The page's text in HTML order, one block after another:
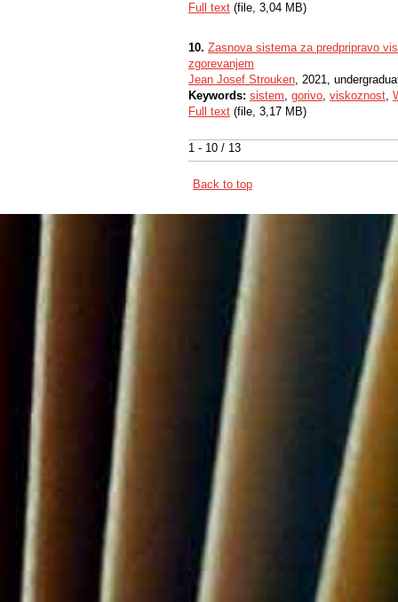
1 - 10 / 13
Full text (file, 3,04 MB)
10. Zasnova sistema za predpripravo
zgorevanjem
Jean Josef Strouken, 2021,
Keywords: sistem, gorivo, viskoznost,
Full text (file, 3,17 MB)
Back to top